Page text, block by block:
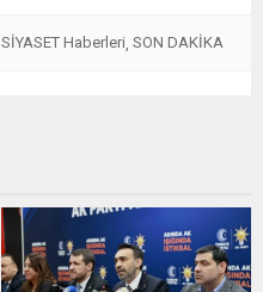
SİYASET Haberleri, SON DAKİKA